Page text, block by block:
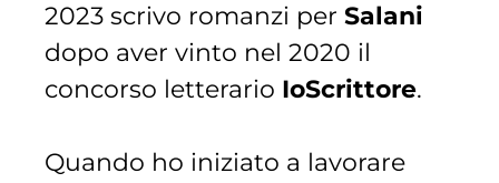
2023 scrivo romanzi per Salani
dopo aver vinto nel 2020 il
concorso letterario IoScrittore.
Quando ho iniziato a lavorare